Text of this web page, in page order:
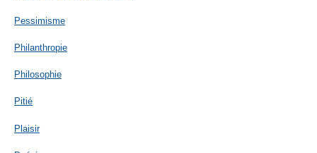
Pessimisme
Philanthropie
Philosophie
Pitié
Plaisir